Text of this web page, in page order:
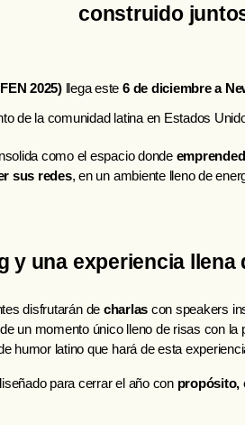
construido
2025)llega este6 de diciembre a
de la comunidad latina en Estados
como el espacio donde
sus redes, en un ambiente lleno de
y una experiencia llena
disfrutarán de charlas con speakers
un momento único lleno de risas con
humor latino que hará de esta
para cerrar el año con propósito,